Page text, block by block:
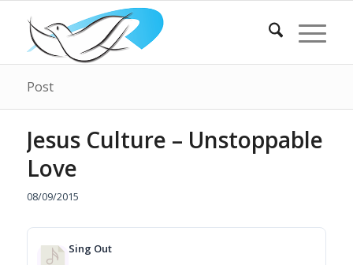
Post
Jesus Culture – Unstoppable
Love
08/09/2015
Sing Out